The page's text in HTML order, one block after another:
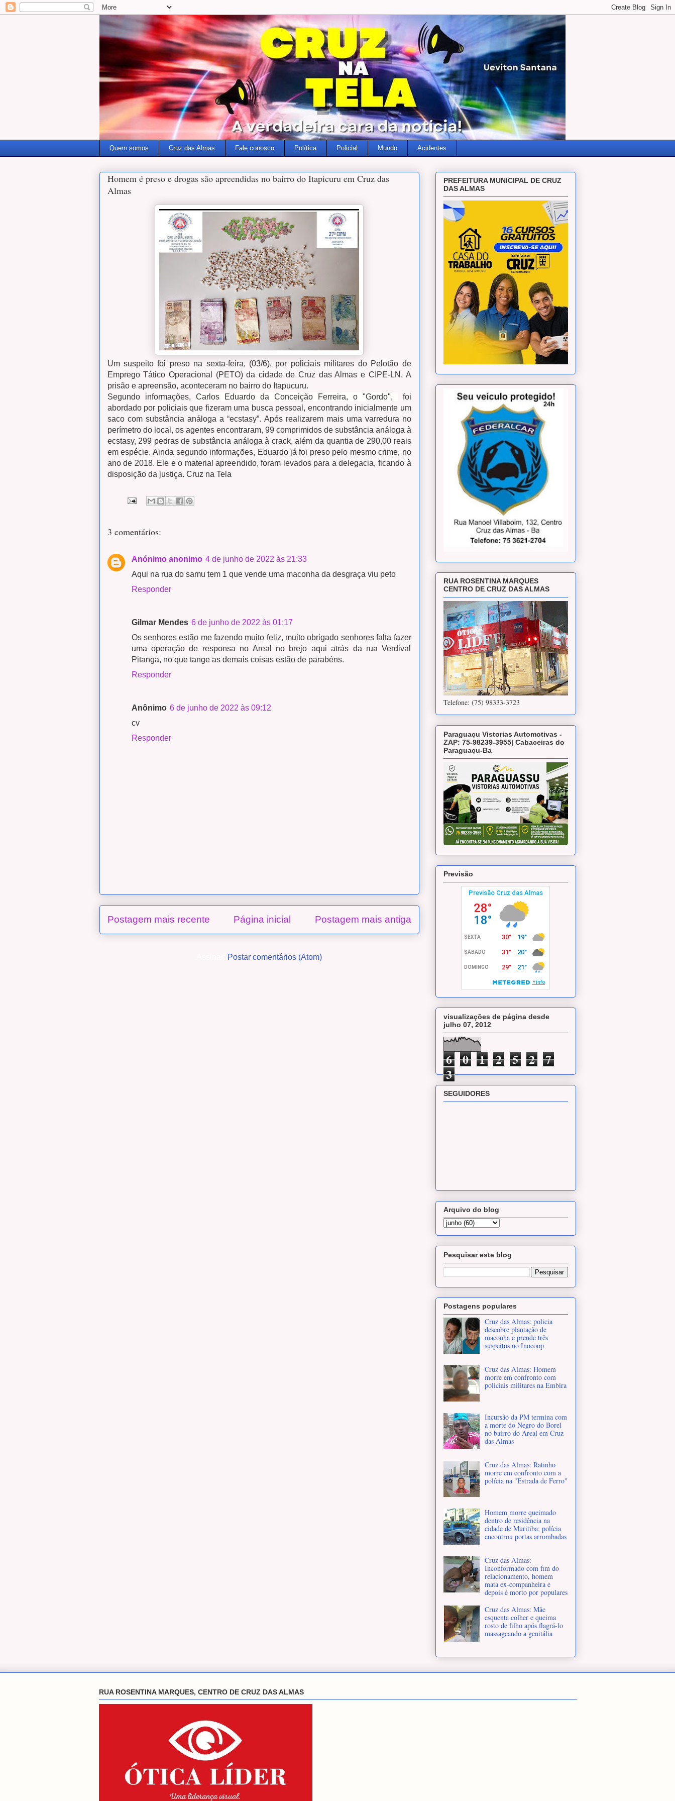
Quem somos Cruz das Almas Fale conosco Política Policial Mundo Acidentes
Homem é preso e drogas são apreendidas no bairro do Itapicuru em Cruz das
Almas
Um suspeito foi preso na sexta-feira, (03/6), por policiais militares do Pelotão de
Emprego Tático Operacional (PETO) da cidade de Cruz das Almas e CIPE-LN. A
prisão e apreensão, aconteceram no bairro do Itapucuru.
Segundo informações, Carlos Eduardo da Conceição Ferreira, o "Gordo",
foi
abordado por policiais que fizeram uma busca pessoal, encontrando inicialmente um
saco com substância análoga a “ecstasy”. Após realizarem mais uma varredura no
perímetro do local, os agentes encontraram, 99 comprimidos de substância análoga à
ecstasy, 299 pedras de substância análoga à crack, além da quantia de 290,00 reais
em espécie.Ainda segundo informações, Eduardo já foi preso pelo mesmo crime, no
ano de 2018. Ele e o material apreendido, foram levados para a delegacia, ficando à
disposição da justiça. Cruz na Tela
3 comentários:
Anónimo anonimo 4 de junho de 2022 às 21:33
Aqui na rua do samu tem 1 que vende uma maconha da desgraça viu peto
Responder
Gilmar Mendes 6 de junho de 2022 às 01:17
Os senhores estão me fazendo muito feliz, muito obrigado senhores falta fazer
uma operação de responsa no Areal no brejo aqui atrás da rua Verdival
Pitanga, no que tange as demais coisas estão de parabéns.
Responder
Anônimo 6 de junho de 2022 às 09:12
cv
Responder
Postagem mais recente Postagem mais antiga
Página inicial
Postar comentários (Atom)
PREFEITURA MUNICIPAL DE CRUZ
DAS ALMAS
RUA ROSENTINA MARQUES
CENTRO DE CRUZ DAS ALMAS
Telefone: (75) 98333-3723
Paraguaçu Vistorias Automotivas -
ZAP: 75-98239-3955| Cabaceiras do
Paraguaçu-Ba
Previsão
visualizações de página desde
julho 07, 2012
6 0 1 2 5 2 7
3
SEGUIDORES
Arquivo do blog
Pesquisar este blog
Postagens populares
Cruz das Almas: policia
descobre plantação de
maconha e prende três
suspeitos no Inocoop
Cruz das Almas: Homem
morre em confronto com
policiais militares na Embira
Incursão da PM termina com
a morte do Negro do Borel
no bairro do Areal em Cruz
das Almas
Cruz das Almas: Ratinho
morre em confronto com a
polícia na "Estrada de Ferro"
Homem morre queimado
dentro de residência na
cidade de Muritiba; polícia
encontrou portas arrombadas
Cruz das Almas:
Inconformado com fim do
relacionamento, homem
mata ex-companheira e
depois é morto por populares
Cruz das Almas: Mãe
esquenta colher e queima
rosto de filho após flagrá-lo
massageando a genitália
RUA ROSENTINA MARQUES, CENTRO DE CRUZ DAS ALMAS